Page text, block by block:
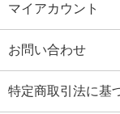
マイアカウント
お問い合わせ
特定商取引法に基